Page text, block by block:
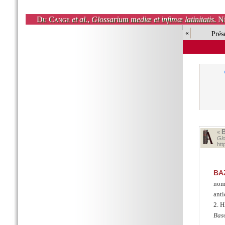
Du Cange et al., Glossarium mediæ et infimæ latinitatis.
«
«
2.